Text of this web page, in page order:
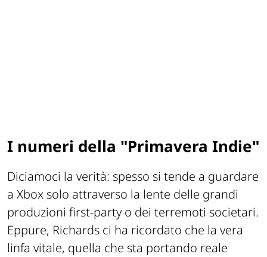
I numeri della "Primavera Indie"
Diciamoci la verità: spesso si tende a guardare
a Xbox solo attraverso la lente delle grandi
produzioni first-party o dei terremoti societari.
Eppure, Richards ci ha ricordato che la vera
linfa vitale, quella che sta portando reale